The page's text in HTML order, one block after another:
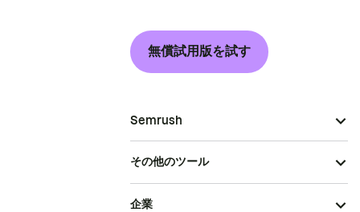
仏領ギアナ
仏領ポリネシア
南スーダン
日本
東ティモール
米領サモア
無償試用版を試す
Semrush
その他のツール
企業